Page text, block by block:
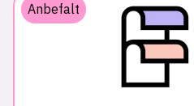
Anbefalt